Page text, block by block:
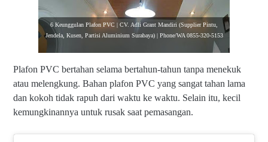
6 Keunggulan Plafon PVC | CV. Adli Grant Mandiri (Supplier Pintu,
Jendela, Kusen, Partisi Aluminium Surabaya) | Phone/WA 0855-320-5153
Plafon PVC bertahan selama bertahun-tahun tanpa menekuk
atau melengkung. Bahan plafon PVC yang sangat tahan lama
dan kokoh tidak rapuh dari waktu ke waktu. Selain itu, kecil
kemungkinannya untuk rusak saat pemasangan.